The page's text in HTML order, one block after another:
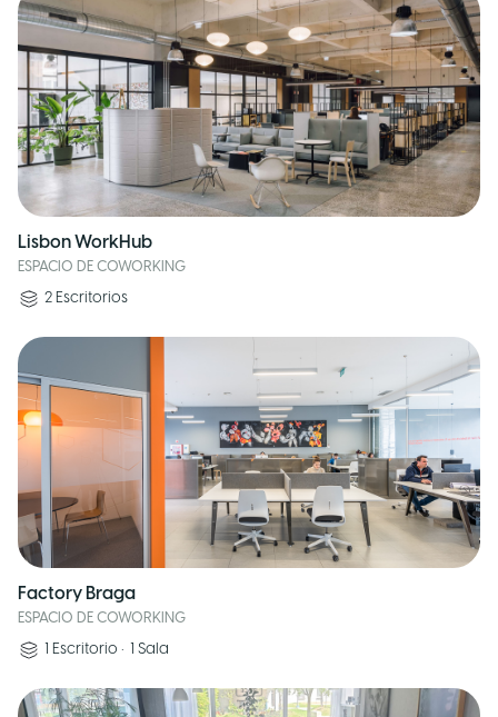
Lisbon WorkHub
ESPACIO DE COWORKING
2 Escritorios
Factory Braga
ESPACIO DE COWORKING
1 Escritorio • 1 Sala